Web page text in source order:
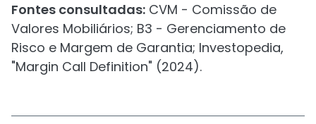
Fontes consultadas: CVM - Comissão de
Valores Mobiliários; B3 - Gerenciamento de
Risco e Margem de Garantia; Investopedia,
"Margin Call Definition" (2024).